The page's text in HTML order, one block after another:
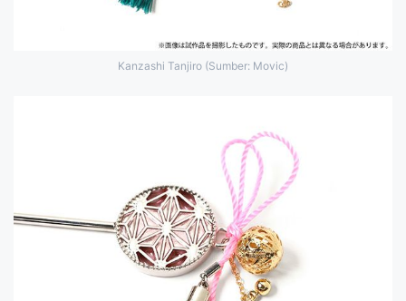
Kanzashi Tanjiro (Sumber: Movic)